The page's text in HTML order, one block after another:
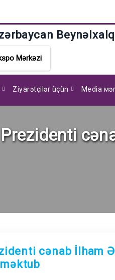
Mərkəzi
Ziyarətçilər üçün Media
cənab İlham